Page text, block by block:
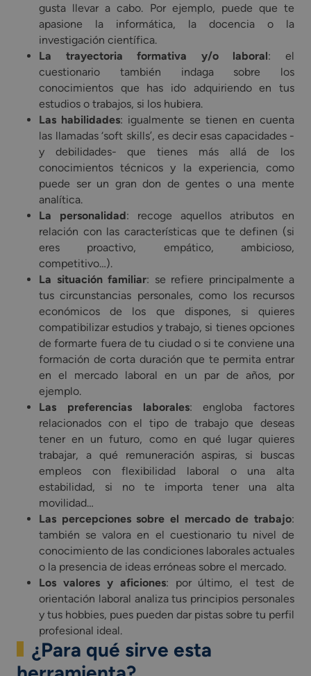
gusta llevar a cabo. Por ejemplo, puede que te
apasione la informática, la docencia o la
investigación científica.
La trayectoria formativa y/o laboral: el
cuestionario también indaga sobre los
conocimientos que has ido adquiriendo en tus
estudios o trabajos, si los hubiera.
Las habilidades: igualmente se tienen en cuenta
las llamadas ‘soft skills’, es decir esas capacidades -
y debilidades- que tienes más allá de los
conocimientos técnicos y la experiencia, como
puede ser un gran don de gentes o una mente
analítica.
La personalidad: recoge aquellos atributos en
relación con las características que te definen (si
eres proactivo, empático, ambicioso,
competitivo…).
La situación familiar: se refiere principalmente a
tus circunstancias personales, como los recursos
económicos de los que dispones, si quieres
compatibilizar estudios y trabajo, si tienes opciones
de formarte fuera de tu ciudad o si te conviene una
formación de corta duración que te permita entrar
en el mercado laboral en un par de años, por
ejemplo.
Las preferencias laborales: engloba factores
relacionados con el tipo de trabajo que deseas
tener en un futuro, como en qué lugar quieres
trabajar, a qué remuneración aspiras, si buscas
empleos con flexibilidad laboral o una alta
estabilidad, si no te importa tener una alta
movilidad…
Las percepciones sobre el mercado de trabajo:
también se valora en el cuestionario tu nivel de
conocimiento de las condiciones laborales actuales
o la presencia de ideas erróneas sobre el mercado.
Los valores y aficiones: por último, el test de
orientación laboral analiza tus principios personales
y tus hobbies, pues pueden dar pistas sobre tu perfil
profesional ideal.
¿Para qué sirve esta